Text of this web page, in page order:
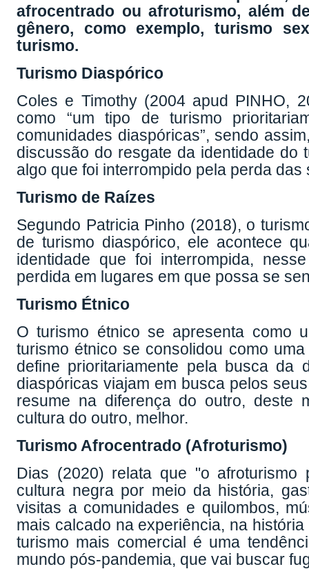
afrocentrado ou afroturismo, além
gênero, como exemplo, turismo
turismo.
Turismo Diaspórico
Coles e Timothy (2004 apud PINHO,
como “um tipo de turismo
comunidades diaspóricas”, sendo
discussão do resgate da identidade do
algo que foi interrompido pela perda
Turismo de Raízes
Segundo Patricia Pinho (2018), o
de turismo diaspórico, ele acontece
identidade que foi interrompida,
perdida em lugares em que possa se
Turismo Étnico
O turismo étnico se apresenta como
turismo étnico se consolidou como
define prioritariamente pela busca da
diaspóricas viajam em busca pelos
resume na diferença do outro, deste
cultura do outro, melhor.
Turismo Afrocentrado (Afroturismo)
Dias (2020) relata que "o
cultura negra por meio da história,
visitas a comunidades e quilombos,
mais calcado na experiência, na
turismo mais comercial é uma
mundo pós-pandemia, que vai buscar